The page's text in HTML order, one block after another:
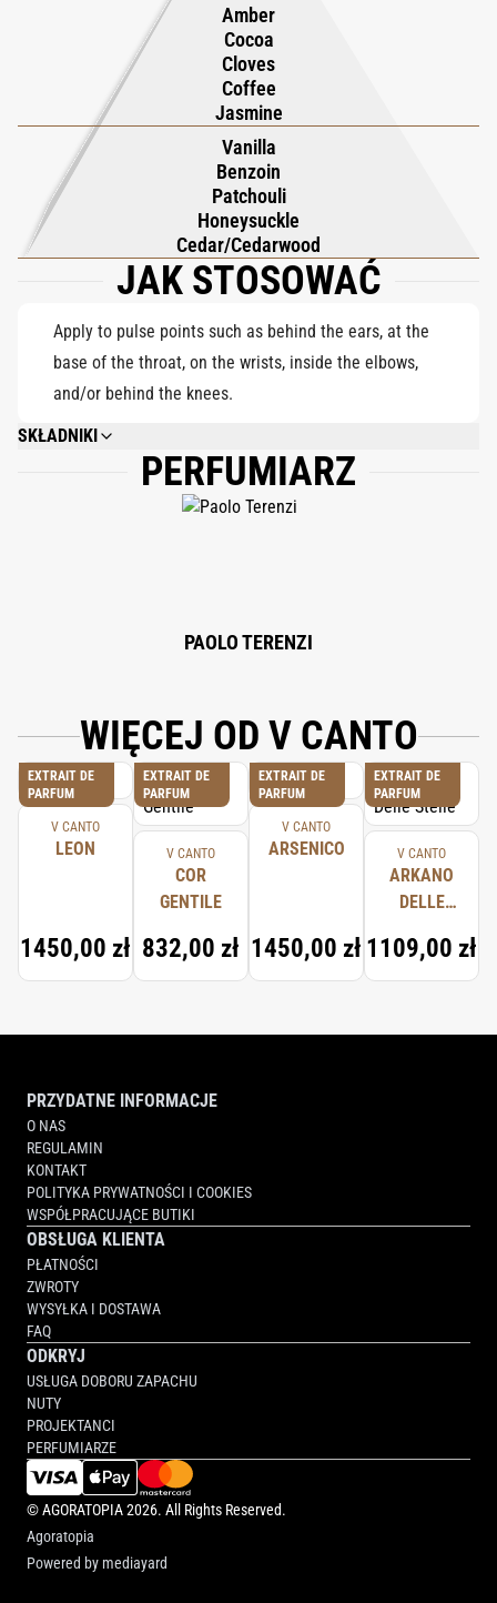
korzenny, gdzie arabski i dziki jaśmin przeplatają się z ciemną
kawą w proszku i kakao, wzmocnionymi zanzibarskimi
goździkami i ciepłą ambrą. Baza składa się z ziemistej paczuli i
drzewa cedrowego, wzbogaconych madagaskarską wanilią i
sumatrzańskim benzoesem, złagodzonych wiciokrzewem -
tworząc zmysłową, niezapomnianą ścieżkę elegancji i mocy.
Amber
Cocoa
Cloves
Coffee
Jasmine
Vanilla
Benzoin
Patchouli
Honeysuckle
Cedar/Cedarwood
JAK STOSOWAĆ
Apply to pulse points such as behind the ears, at the
base of the throat, on the wrists, inside the elbows,
and/or behind the knees.
SKŁADNIKI
ALCOHOL DENAT., PARFUM (FRAGRANCE), BENZYL SALICYLATE,
HYDROXYCITRONELLAL, LINALOOL, HEXYL CINNAMAL, LIMONENE,
CITRONELLOL, CINNAMYL ALCOHOL.
PERFUMIARZ
PAOLO TERENZI
WIĘCEJ OD V CANTO
EXTRAIT DE
PARFUM
V CANTO
LEON
1450,00 zł
EXTRAIT DE
PARFUM
V CANTO
COR
GENTILE
832,00 zł
EXTRAIT DE
PARFUM
V CANTO
ARSENICO
1450,00 zł
EXTRAIT DE
PARFUM
V CANTO
ARKANO
DELLE
1109,00 zł
PRZYDATNE INFORMACJE
O NAS
REGULAMIN
KONTAKT
POLITYKA PRYWATNOŚCI I COOKIES
WSPÓŁPRACUJĄCE BUTIKI
OBSŁUGA KLIENTA
PŁATNOŚCI
ZWROTY
WYSYŁKA I DOSTAWA
FAQ
ODKRYJ
USŁUGA DOBORU ZAPACHU
NUTY
PROJEKTANCI
PERFUMIARZE
©AGORATOPIA2026. All Rights Reserved.
Agoratopia
Powered by mediayard